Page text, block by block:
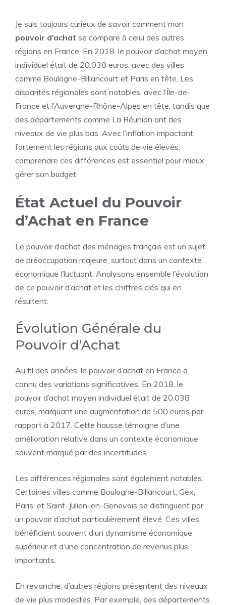
Je suis toujours curieux de savoir comment mon
pouvoir d’achat se compare à celui des autres
régions en France. En 2018, le pouvoir d’achat moyen
individuel était de 20.038 euros, avec des villes
comme Boulogne-Billancourt et Paris en tête. Les
disparités régionales sont notables, avec l’Île-de-
France et l’Auvergne-Rhône-Alpes en tête, tandis que
des départements comme La Réunion ont des
niveaux de vie plus bas. Avec l’inflation impactant
fortement les régions aux coûts de vie élevés,
comprendre ces différences est essentiel pour mieux
gérer son budget.
État Actuel du Pouvoir
d’Achat en France
Le pouvoir d’achat des ménages français est un sujet
de préoccupation majeure, surtout dans un contexte
économique fluctuant. Analysons ensemble l’évolution
de ce pouvoir d’achat et les chiffres clés qui en
résultent.
Évolution Générale du
Pouvoir d’Achat
Au fil des années, le pouvoir d’achat en France a
connu des variations significatives. En 2018, le
pouvoir d’achat moyen individuel était de 20.038
euros, marquant une augmentation de 500 euros par
rapport à 2017. Cette hausse témoigne d’une
amélioration relative dans un contexte économique
souvent marqué par des incertitudes.
Les différences régionales sont également notables.
Certaines villes comme Boulogne-Billancourt, Gex,
Paris, et Saint-Julien-en-Genevois se distinguent par
un pouvoir d’achat particulièrement élevé. Ces villes
bénéficient souvent d’un dynamisme économique
supérieur et d’une concentration de revenus plus
importants.
En revanche, d’autres régions présentent des niveaux
de vie plus modestes. Par exemple, des départements